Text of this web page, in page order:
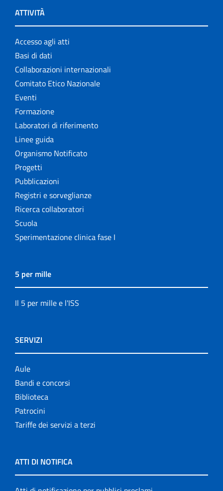
ATTIVITÀ
Accesso agli atti
Basi di dati
Collaborazioni internazionali
Comitato Etico Nazionale
Eventi
Formazione
Laboratori di riferimento
Linee guida
Organismo Notificato
Progetti
Pubblicazioni
Registri e sorveglianze
Ricerca collaboratori
Scuola
Sperimentazione clinica fase I
5 per mille
Il 5 per mille e l'ISS
SERVIZI
Aule
Bandi e concorsi
Biblioteca
Patrocini
Tariffe dei servizi a terzi
ATTI DI NOTIFICA